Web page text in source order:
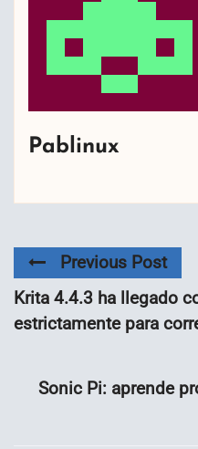
Pablinux
Previous Post
Krita 4.4.3 ha llegado
estrictamente para
Sonic Pi: aprende